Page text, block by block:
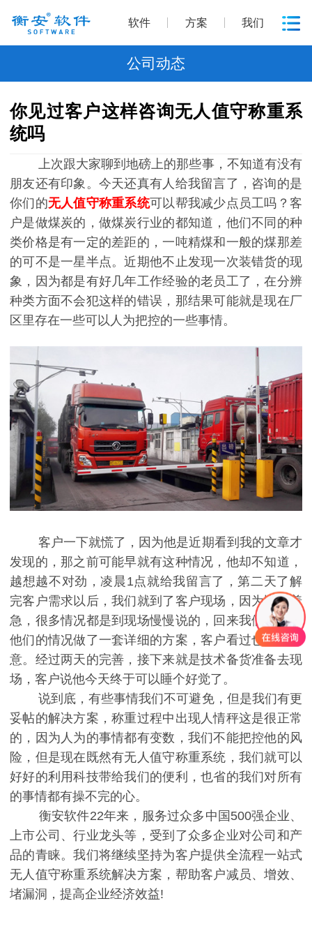
软件 方案 我们
公司动态
你见过客户这样咨询无人值守称重系
统吗
上次跟大家聊到地磅上的那些事，不知道有没有
朋友还有印象。今天还真有人给我留言了，咨询的是
你们的无人值守称重系统可以帮我减少点员工吗？客
户是做煤炭的，做煤炭行业的都知道，他们不同的种
类价格是有一定的差距的，一吨精煤和一般的煤那差
的可不是一星半点。近期他不止发现一次装错货的现
象，因为都是有好几年工作经验的老员工了，在分辨
种类方面不会犯这样的错误，那结果可能就是现在厂
区里存在一些可以人为把控的一些事情。
客户一下就慌了，因为他是近期看到我的文章才
发现的，那之前可能早就有这种情况，他却不知道，
越想越不对劲，凌晨1点就给我留言了，第二天了解
完客户需求以后，我们就到了客户现场，因为比较着
急，很多情况都是到现场慢慢说的，回来我们就针对
他们的情况做了一套详细的方案，客户看过也比较满
意。经过两天的完善，接下来就是技术备货准备去现
场，客户说他今天终于可以睡个好觉了。
说到底，有些事情我们不可避免，但是我们有更
妥帖的解决方案，称重过程中出现人情秤这是很正常
的，因为人为的事情都有变数，我们不能把控他的风
险，但是现在既然有无人值守称重系统，我们就可以
好好的利用科技带给我们的便利，也省的我们对所有
的事情都有操不完的心。
衡安软件22年来，服务过众多中国500强企业、
上市公司、行业龙头等，受到了众多企业对公司和产
品的青睐。我们将继续坚持为客户提供全流程一站式
无人值守称重系统解决方案，帮助客户减员、增效、
堵漏洞，提高企业经济效益!